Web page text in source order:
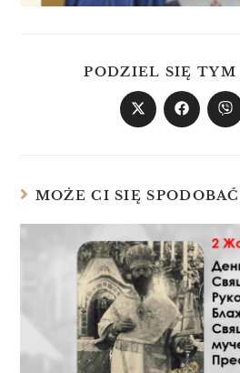
PODZIEL SIĘ
MOŻE CI SIĘ